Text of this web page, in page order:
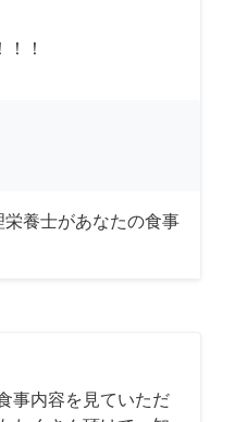
！
養士があなたの食事
事内容を見ていただ